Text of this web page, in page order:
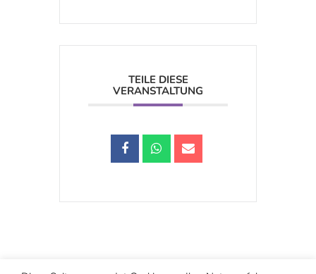
TEILE DIESE
VERANSTALTUNG
Schwarzstraße 25, 5020 Salzburg